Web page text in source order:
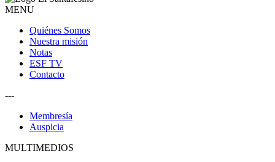
MENU
Quiénes Somos
Nuestra misión
Notas
ESF TV
Contacto
---
Membresía
Auspicia
MULTIMEDIOS